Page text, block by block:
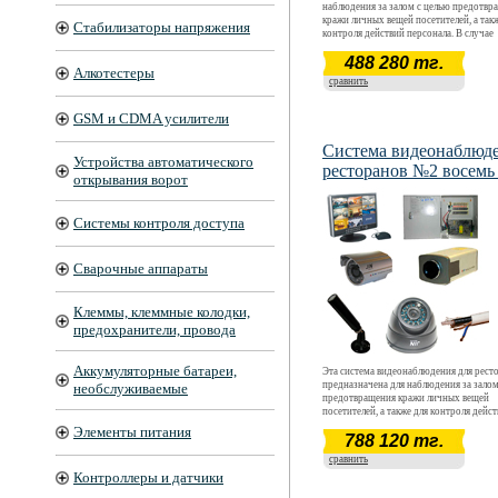
Стабилизаторы напряжения
Алкотестеры
GSM и CDMA усилители
Устройства автоматического
открывания ворот
Системы контроля доступа
Сварочные аппараты
Клеммы, клеммные колодки,
предохранители, провода
Аккумуляторные батареи,
необслуживаемые
Элементы питания
Контроллеры и датчики
наблюдения за залом с целью
кражи личных вещей посетителей, а
контроля действий персонала. В случае
обслуживании всегда будет возможность
просмотреть видеозапись, заснятый
помещении ресторана.
488 280 тг.
сравнить
Система
ресторанов №2 восемь
Эта система видеонаблюдения для
предназначена для наблюдения за
предотвращения кражи личных вещей
посетителей, а также для контроля
вопросов при обслуживании всегда будет
возможность просмотреть видеозапись,
камерами в помещении ресторана. для
788 120 тг.
сравнить